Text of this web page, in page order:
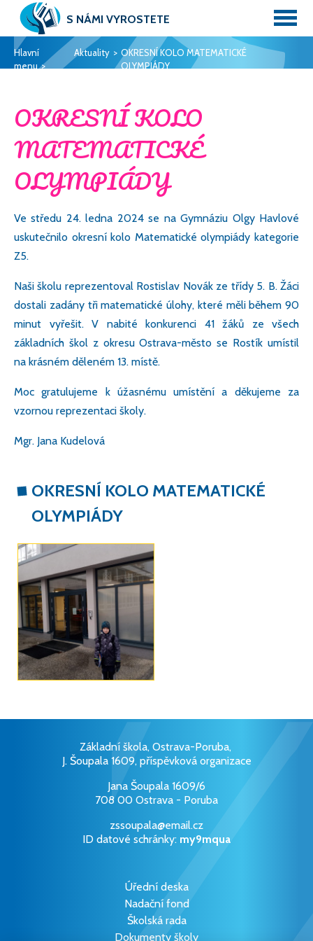
S NÁMI VYROSTETE
Hlavní
menu
Aktuality
OKRESNÍ KOLO MATEMATICKÉ
OLYMPIÁDY
Elektronická
KNÍŽKA
OKRESNÍ KOLO
MATEMATICKÉ
OLYMPIÁDY
Ve středu 24. ledna 2024 se na Gymnáziu Olgy Havlové
uskutečnilo okresní kolo Matematické olympiády kategorie
Z5.
Naši školu reprezentoval Rostislav Novák ze třídy 5. B. Žáci
dostali zadány tři matematické úlohy, které měli během 90
minut vyřešit. V nabité konkurenci 41 žáků ze všech
základních škol z okresu Ostrava-město se Rostík umístil
na krásném děleném 13. místě.
Moc gratulujeme k úžasnému umístění a děkujeme za
vzornou reprezentaci školy.
Mgr. Jana Kudelová
OKRESNÍ KOLO MATEMATICKÉ
OLYMPIÁDY
Základní škola, Ostrava-Poruba,
J. Šoupala 1609, příspěvková organizace
Jana Šoupala 1609/6
708 00 Ostrava - Poruba
zssoupala@email.cz
ID datové schránky: my9mqua
Úřední deska
Nadační fond
Školská rada
Dokumenty školy